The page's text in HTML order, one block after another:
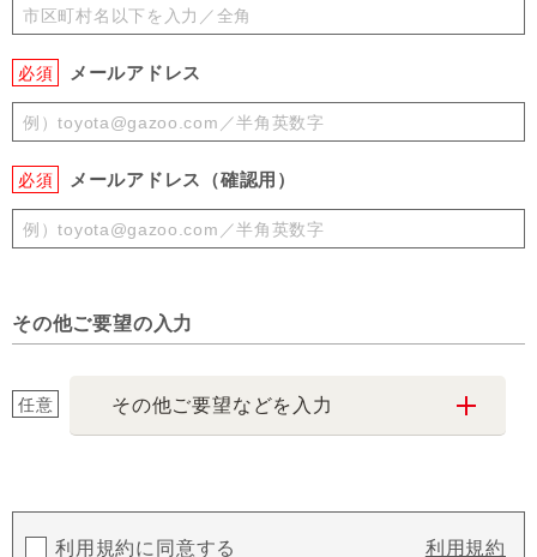
必須 メールアドレス
必須 メールアドレス（確認用）
その他ご要望の入力
任意 その他ご要望などを入力
利用規約に同意する 利用規約